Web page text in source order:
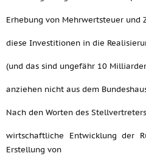
Erhebung von Mehrwertsteuer und
diese Investitionen in die
(und das sind ungefähr 10
anziehen nicht aus dem
Nach den Worten des
wirtschaftliche Entwicklung der
Erstellung von